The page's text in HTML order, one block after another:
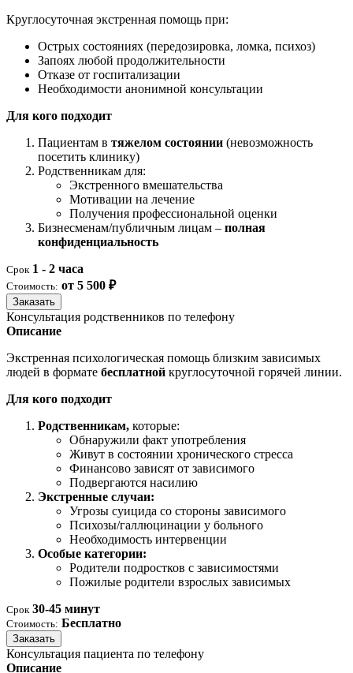
Круглосуточная экстренная помощь при:
Острых состояниях (передозировка, ломка, психоз)
Запоях любой продолжительности
Отказе от госпитализации
Необходимости анонимной консультации
Для кого подходит
Пациентам в тяжелом состоянии (невозможность
посетить клинику)
Родственникам для:
Экстренного вмешательства
Мотивации на лечение
Получения профессиональной оценки
Бизнесменам/публичным лицам – полная
конфиденциальность
Срок 1 - 2 часа
Стоимость: от 5 500 ₽
Заказать
Консультация родственников по телефону
Описание
Экстренная психологическая помощь близким зависимых
людей в формате бесплатной круглосуточной горячей линии.
Для кого подходит
Родственникам, которые:
Обнаружили факт употребления
Живут в состоянии хронического стресса
Финансово зависят от зависимого
Подвергаются насилию
Экстренные случаи:
Угрозы суицида со стороны зависимого
Психозы/галлюцинации у больного
Необходимость интервенции
Особые категории:
Родители подростков с зависимостями
Пожилые родители взрослых зависимых
Срок 30-45 минут
Стоимость: Бесплатно
Заказать
Консультация пациента по телефону
Описание